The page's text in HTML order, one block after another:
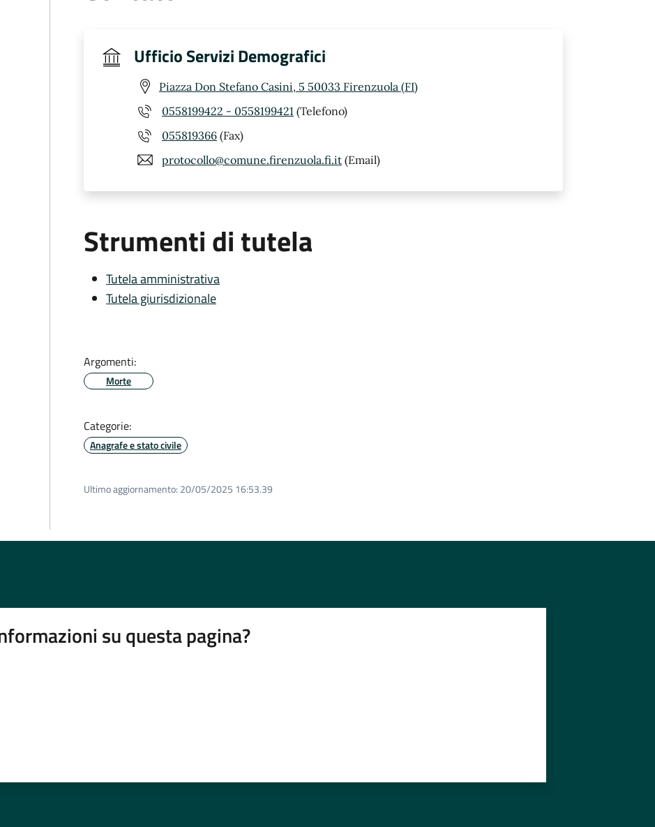
Ufficio Servizi Demografici
Piazza Don Stefano Casini, 5 50033 Firenzuola (FI)
0558199422 - 0558199421 (Telefono)
055819366 (Fax)
protocollo@comune.firenzuola.fi.it (Email)
Strumenti di tutela
Tutela amministrativa
Tutela giurisdizionale
Argomenti:
Morte
Categorie:
Anagrafe e stato civile
Ultimo aggiornamento: 20/05/2025 16:53.39
su questa pagina?